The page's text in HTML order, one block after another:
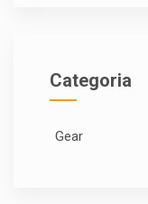
Categoria
Gear